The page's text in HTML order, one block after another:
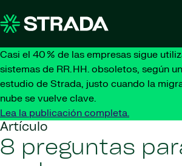
Casi el 40 % de las empresas sigue
sistemas de RR. HH. obsoletos, según
estudio de Strada, justo cuando la
nube se vuelve clave.
Lea la publicación completa.
Artículo
8 preguntas